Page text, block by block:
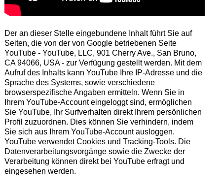
Der an dieser Stelle eingebundene Inhalt führt Sie auf
Seiten, die von der von Google betriebenen Seite
YouTube - YouTube, LLC, 901 Cherry Ave., San Bruno,
CA 94066, USA - zur Verfügung gestellt werden. Mit dem
Aufruf des Inhalts kann YouTube Ihre IP-Adresse und die
Sprache des Systems, sowie verschiedene
browserspezifische Angaben ermitteln. Wenn Sie in
Ihrem YouTube-Account eingeloggt sind, ermöglichen
Sie YouTube, Ihr Surfverhalten direkt Ihrem persönlichen
Profil zuzuordnen. Dies können Sie verhindern, indem
Sie sich aus Ihrem YouTube-Account ausloggen.
YouTube verwendet Cookies und Tracking-Tools. Die
Datenverarbeitungsvorgänge sowie die Zwecke der
Verarbeitung können direkt bei YouTube erfragt und
eingesehen werden.